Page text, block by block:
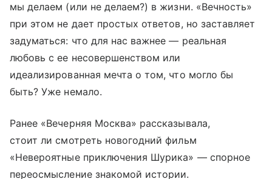
мы делаем (или не делаем?) в жизни. «Вечность»
при этом не дает простых ответов, но заставляет
задуматься: что для нас важнее — реальная
любовь с ее несовершенством или
идеализированная мечта о том, что могло бы
быть? Уже немало.
Ранее «Вечерняя Москва» рассказывала,
стоит ли смотреть новогодний фильм
«Невероятные приключения Шурика» — спорное
переосмысление знакомой истории.